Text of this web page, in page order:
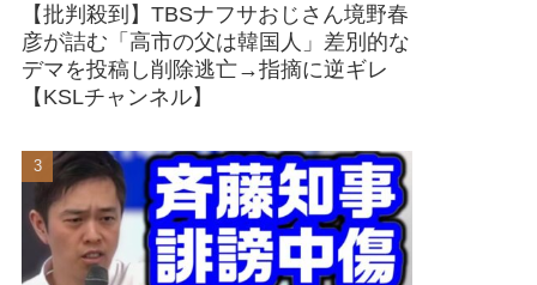
【批判殺到】TBSナフサおじさん境野春
彦が詰む「高市の父は韓国人」差別的な
デマを投稿し削除逃亡→指摘に逆ギレ
【KSLチャンネル】